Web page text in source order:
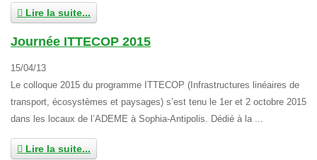
Lire la suite...
Journée ITTECOP 2015
15/04/13
Le colloque 2015 du programme ITTECOP (Infrastructures linéaires de
transport, écosystèmes et paysages) s’est tenu le 1er et 2 octobre 2015
dans les locaux de l’ADEME à Sophia-Antipolis. Dédié à la ...
Lire la suite...